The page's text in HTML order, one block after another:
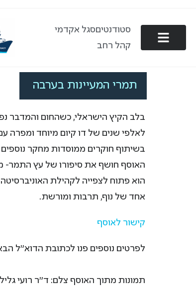
סטודנטיםסגל אקדמי
קהל רחב
תמרי המעיינות בערבה
בלב הקיץ הישראלי, כשהחום והמדבר
לאלפי שנים של דו קיום מיוחד ומפרה
בשיתוף חוקרים ממוסדות מחקר נוספים
האוסף חושף את סיפורו של עץ התמר-
הוא פתוח לצפייה לקהילת
אחד של נוף, תרבות ומורשת.
קישור לאוסף
לפרטים נוספים פנו לכתובת הדוא"ל
תמונות מתוך האוסף צלם: ד"ר רועי